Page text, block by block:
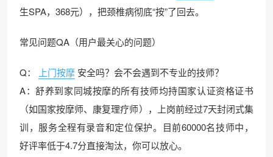
生SPA，368元），把颈椎病彻底“按”了回去。
常见问题QA（用户最关心的问题）
Q： 上门按摩 安全吗？会不会遇到不专业的技师？
A：舒养到家同城按摩的所有技师均持国家认证资格证书
（如国家按摩师、康复理疗师），上岗前经过7天封闭式集
训，服务全程有录音和定位保护。目前60000名技师中，
好评率低于4.7分直接淘汰，你可以放心。